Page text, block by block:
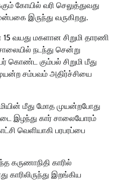
கோயில் வரி செலுத்துவது
இருந்து வருகிறது.
வயது மகளான சிறுமி தாரணி
நடந்து சென்று
கொண்ட கும்பல் சிறுமி மீது
சம்பவம் அதிர்ச்சியை
மீது மோத முயன்றபோது
இழந்து கார் சாலையோரம்
வெளியாகி பரபரப்பை
காரில்
இறங்கிய